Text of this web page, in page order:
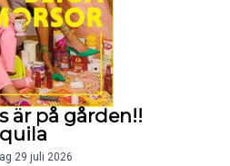
är på gården!!
29 juli 2026